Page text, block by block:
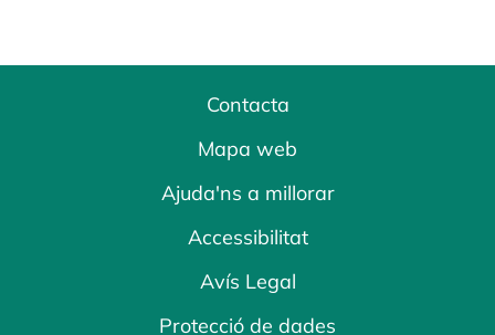
Contacta
Mapa web
Ajuda'ns a millorar
Accessibilitat
Avís Legal
Protecció de dades